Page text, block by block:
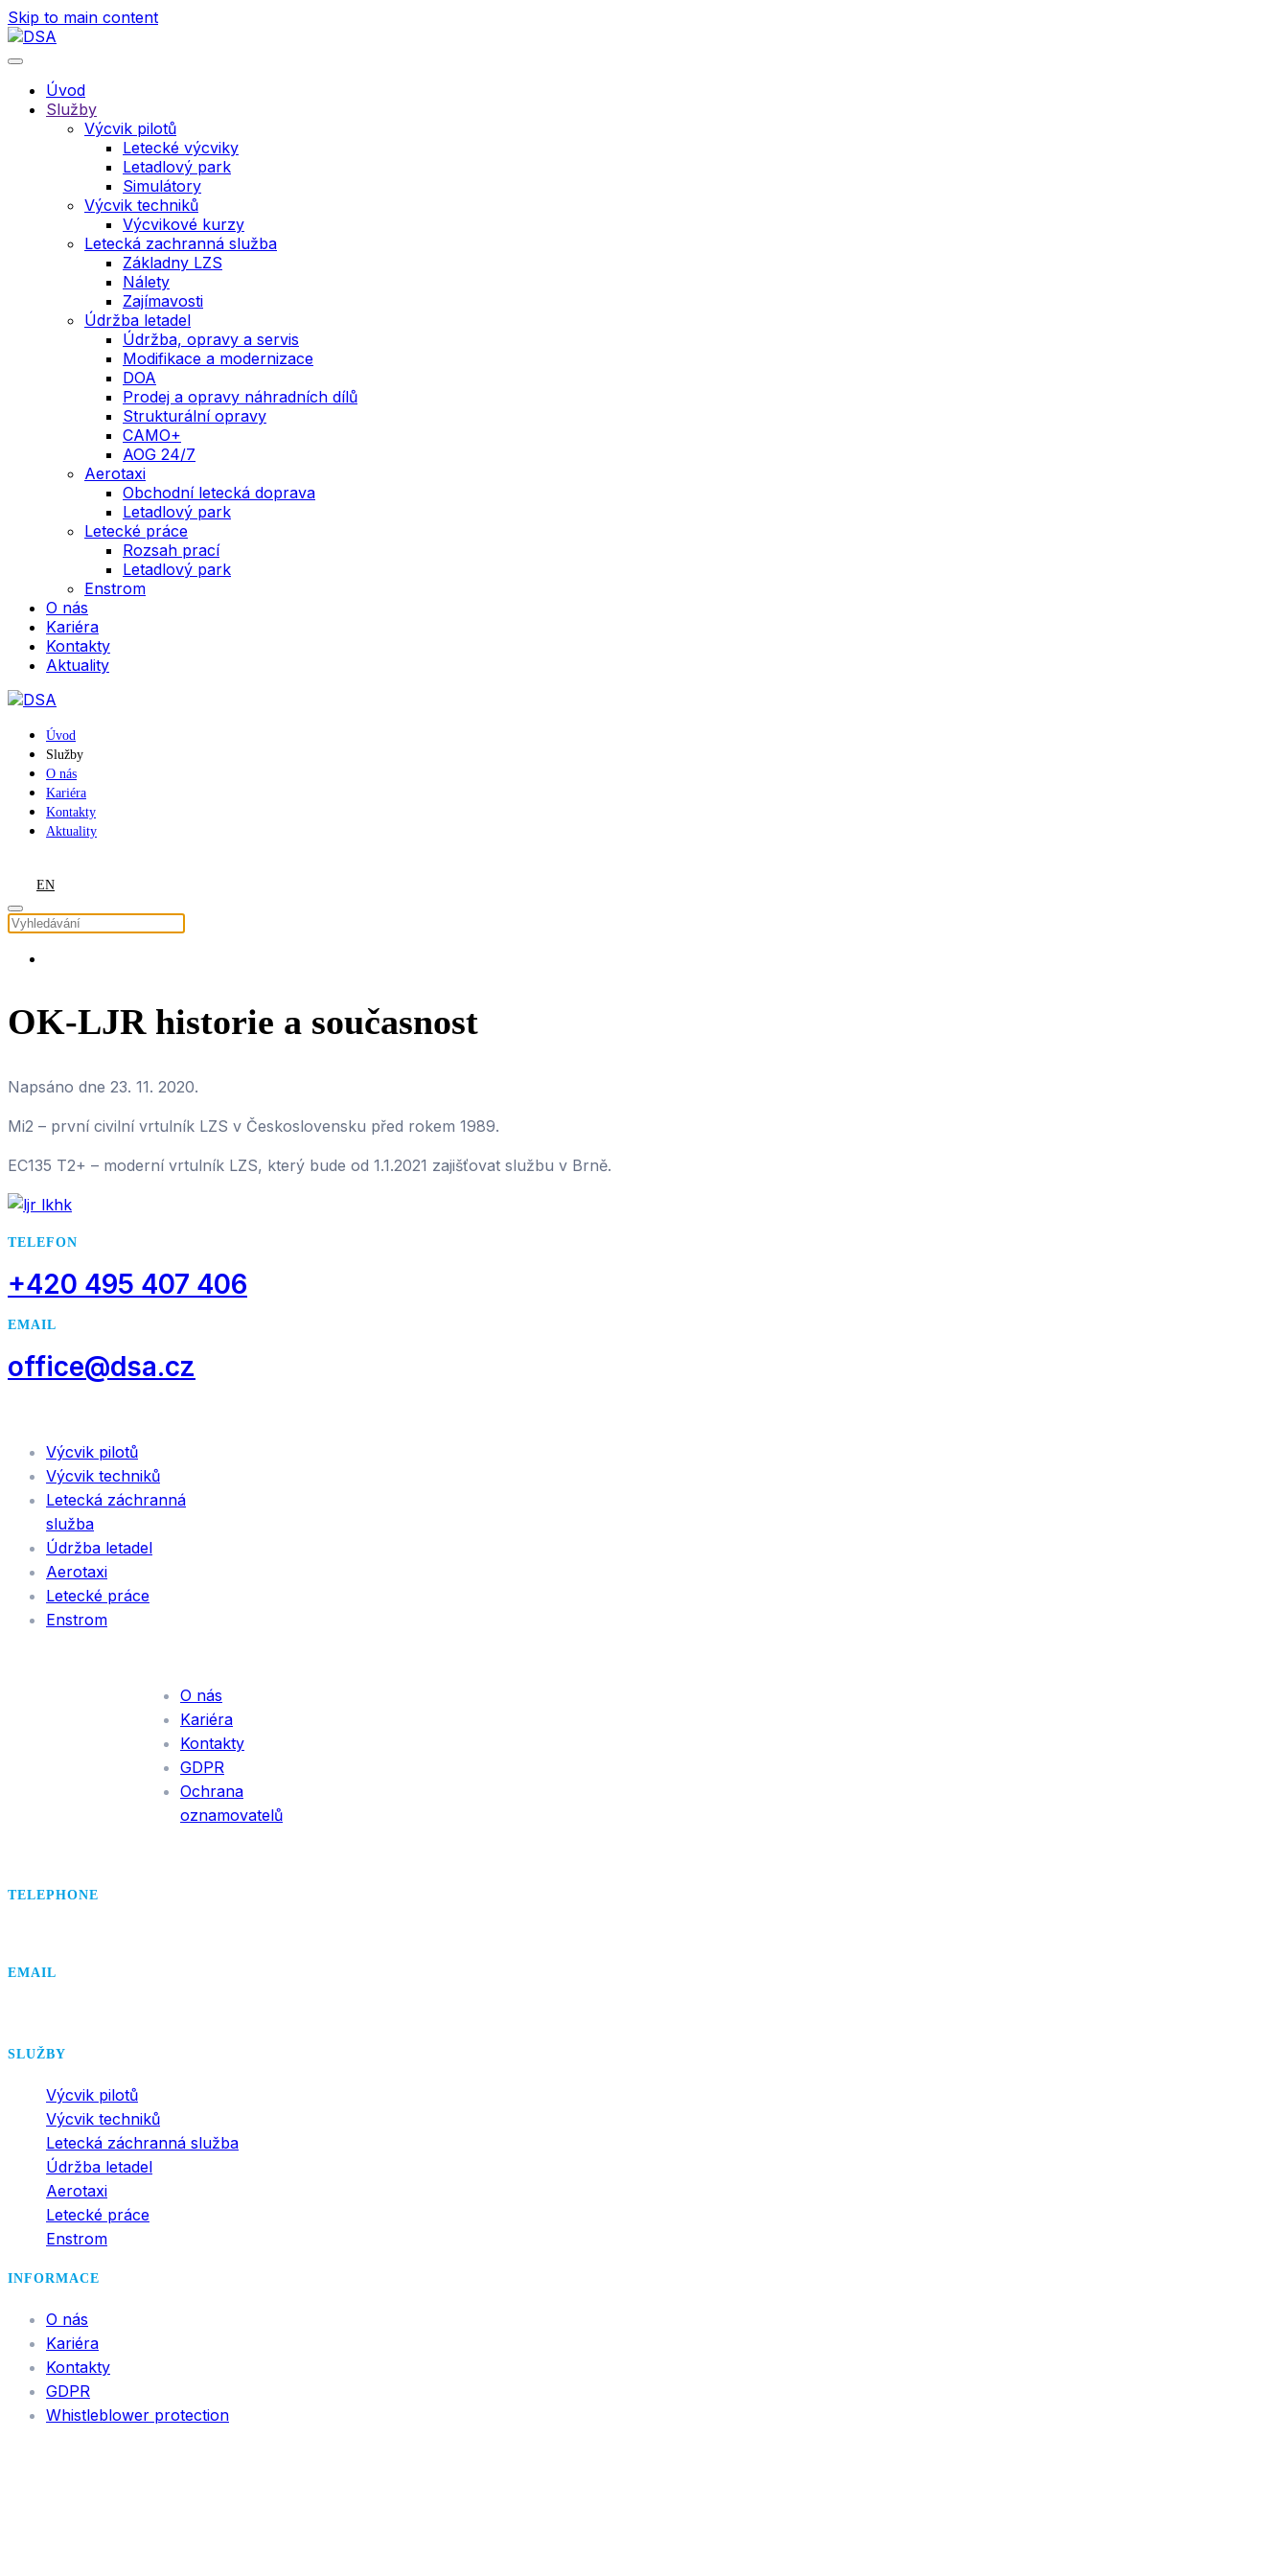
Skip to main content
Úvod
Služby
Výcvik pilotů
Letecké výcviky
Letadlový park
Simulátory
Výcvik techniků
Výcvikové kurzy
Letecká zachranná služba
Základny LZS
Nálety
Zajímavosti
Údržba letadel
Údržba, opravy a servis
Modifikace a modernizace
DOA
Prodej a opravy náhradních dílů
Strukturální opravy
CAMO+
AOG 24/7
Aerotaxi
Obchodní letecká doprava
Letadlový park
Letecké práce
Rozsah prací
Letadlový park
Enstrom
O nás
Kariéra
Kontakty
Aktuality
Úvod
Služby
O nás
Kariéra
Kontakty
Aktuality
EN
OK-LJR historie a současnost
Napsáno dne 23. 11. 2020.
Mi2 – první civilní vrtulník LZS v Československu před rokem 1989.
EC135 T2+ – moderní vrtulník LZS, který bude od 1.1.2021 zajišťovat službu v Brně.
TELEFON
+420 495 407 406
EMAIL
office@dsa.cz
Výcvik pilotů
Výcvik techniků
Letecká záchranná
služba
Údržba letadel
Aerotaxi
Letecké práce
Enstrom
O nás
Kariéra
Kontakty
GDPR
Ochrana
oznamovatelů
TELEPHONE
EMAIL
SLUŽBY
Výcvik pilotů
Výcvik techniků
Letecká záchranná služba
Údržba letadel
Aerotaxi
Letecké práce
Enstrom
INFORMACE
O nás
Kariéra
Kontakty
GDPR
Whistleblower protection